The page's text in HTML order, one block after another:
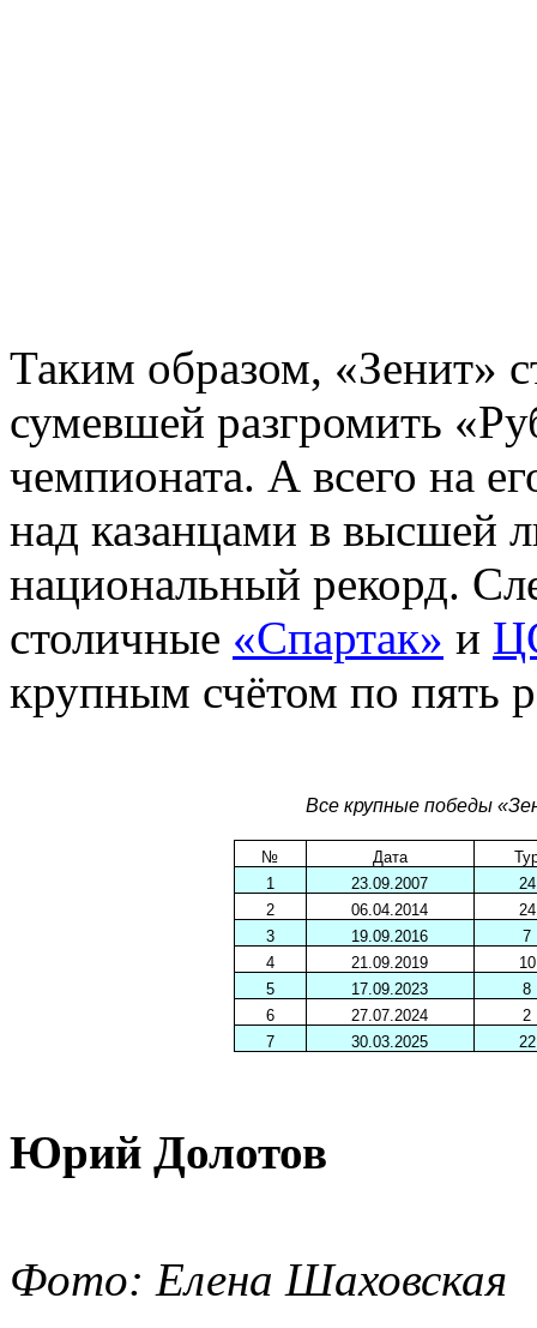
Таким образом, «Зенит»
сумевшей разгромить
чемпионата. А всего на
над казанцами в высшей
национальный рекорд.
столичные «Спартак» и
крупным счётом по пять
Все крупные победы
№ Дата
1
23.09.2007
24
2
06.04.2014
24
3
19.09.2016
7
4
21.09.2019
10
5
17.09.2023
8
6
27.07.2024
2
7
30.03.2025 22
Юрий Долотов
Фото: Елена Шаховская